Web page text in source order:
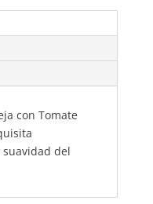
con Tomate
del